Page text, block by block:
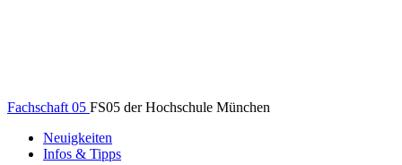
Fachschaft 05 FS05 der Hochschule München
Neuigkeiten
Infos & Tipps